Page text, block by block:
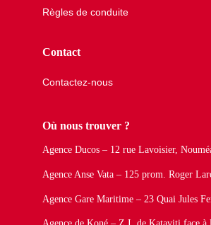
Règles de conduite
Contact
Contactez-nous
Où nous trouver ?
Agence Ducos – 12 rue Lavoisier,
Agence Anse Vata – 125 prom. Roger
Agence Gare Maritime – 23 Quai Jules